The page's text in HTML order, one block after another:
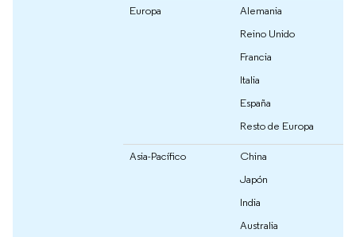
Europa
Alemania
Reino Unido
Francia
Italia
España
Resto de Europa
Asia-Pacífico
China
Japón
India
Australia